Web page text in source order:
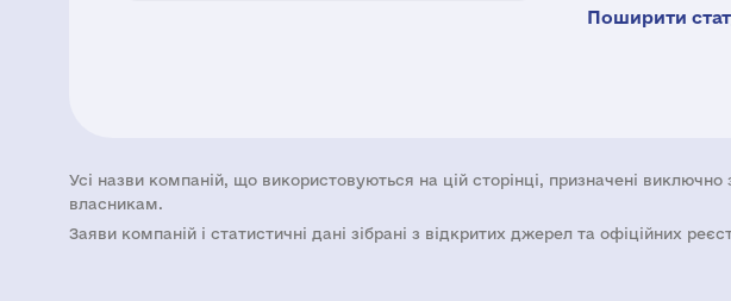
Поширити
Усі назви компаній, що використовуються на цій сторінці, призначені виключно
власникам.
Заяви компаній i статистичні дані зібрані з відкритих джерел та офіційних